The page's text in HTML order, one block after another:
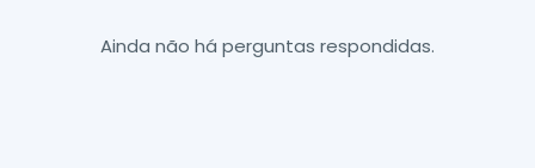
Ainda não há perguntas respondidas.